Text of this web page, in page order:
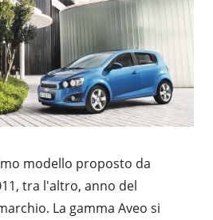
modello proposto da
tra l'altro, anno del
La gamma Aveo si